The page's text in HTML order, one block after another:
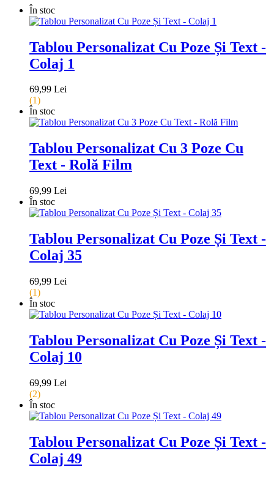
În stoc
Tablou Personalizat Cu Poze Și Text -
Colaj 1
69,99 Lei
(1)
În stoc
Tablou Personalizat Cu 3 Poze Cu
Text - Rolă Film
69,99 Lei
În stoc
Tablou Personalizat Cu Poze Și Text -
Colaj 35
69,99 Lei
(1)
În stoc
Tablou Personalizat Cu Poze Și Text -
Colaj 10
69,99 Lei
(2)
În stoc
Tablou Personalizat Cu Poze Și Text -
Colaj 49